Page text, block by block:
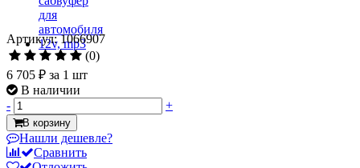
Артикул: 1066907
(0)
6 705 ₽ за 1 шт
В наличии
-
+
В корзину
Нашли дешевле?
Сравнить